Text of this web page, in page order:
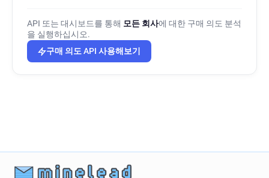
g***********@lewisham.gov.uk
z*******@lewisham.gov.uk
h*******@lewisham.gov.uk
API 또는 대시보드를 통해 모든 회사에 대한 구매 의도 분석
을 실행하십시오.
구매 의도 API 사용해보기